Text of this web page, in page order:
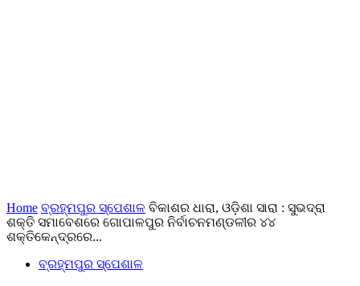
Home ବ୍ରହ୍ମପୁର ସ୍ପେଶାଳ ବିକାଶର ଧାରା, ଓଡ଼ିଶା ସାରା : ସୁଭଦ୍ରା
ଶକ୍ତି ସମାବେଶରେ ଗୋପାଳପୁର ନିର୍ବାଚନମଣ୍ଡଳୀର ୪୪
ଶକ୍ତିକେନ୍ଦ୍ରରେ...
ବ୍ରହ୍ମପୁର ସ୍ପେଶାଳ